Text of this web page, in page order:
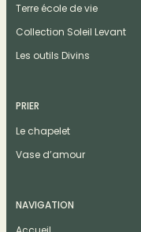
Terre école de vie
Collection Soleil Levant
Les outils Divins
PRIER
Le chapelet
Vase d’amour
NAVIGATION